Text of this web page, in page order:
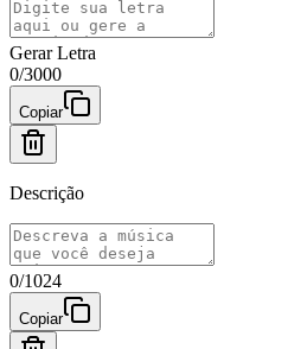
Gerar Letra
0/3000
Copiar
Descrição
0/1024
Copiar